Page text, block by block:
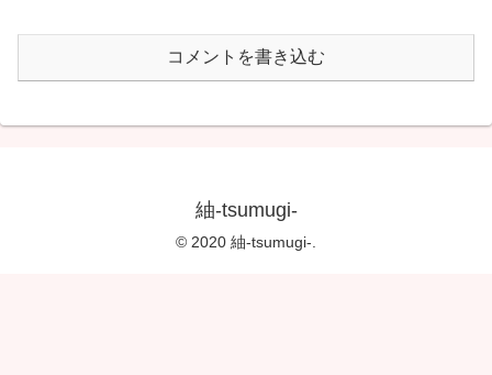
コメントを書き込む
紬-tsumugi-
© 2020 紬-tsumugi-.